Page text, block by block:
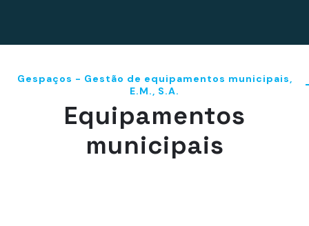
Gespaços - Gestão de equipamentos municipais,
E.M., S.A.
Equipamentos
municipais